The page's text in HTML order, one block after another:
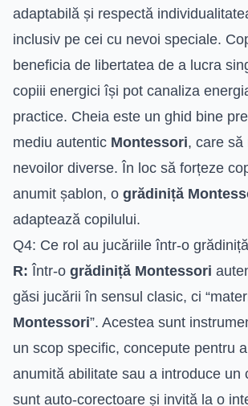
adaptabilă și respectă
inclusiv pe cei cu nevoi speciale.
beneficia de libertatea de a lucra
copiii energici își pot canaliza
practice. Cheia este un ghid bine
mediu autentic Montessori, care să
nevoilor diverse. În loc să forțeze
anumit șablon, o grădiniță
adaptează copilului.
Q4: Ce rol au jucăriile într-o
R: Într-o grădiniță Montessori
găsi jucării în sensul clasic, ci
Montessori”. Acestea sunt
un scop specific, concepute pentru
anumită abilitate sau a introduce un
sunt auto-corectoare și invită la o